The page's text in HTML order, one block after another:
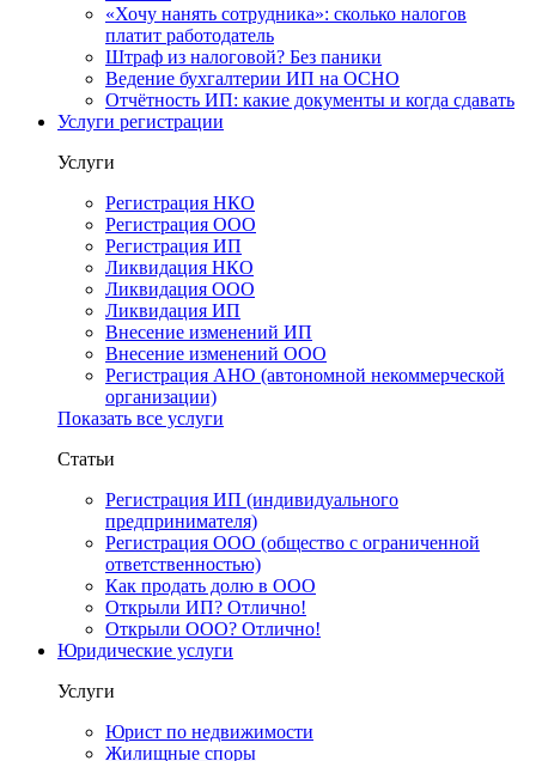
«Хочу нанять сотрудника»: сколько налогов
платит работодатель
Штраф из налоговой? Без паники
Ведение бухгалтерии ИП на ОСНО
Отчётность ИП: какие документы и когда сдавать
Услуги регистрации
Услуги
Регистрация НКО
Регистрация ООО
Регистрация ИП
Ликвидация НКО
Ликвидация ООО
Ликвидация ИП
Внесение изменений ИП
Внесение изменений ООО
Регистрация АНО (автономной некоммерческой
организации)
Показать все услуги
Статьи
Регистрация ИП (индивидуального
предпринимателя)
Регистрация ООО (общество с ограниченной
ответственностью)
Как продать долю в ООО
Открыли ИП? Отлично!
Открыли ООО? Отлично!
Юридические услуги
Услуги
Юрист по недвижимости
Жилищные споры